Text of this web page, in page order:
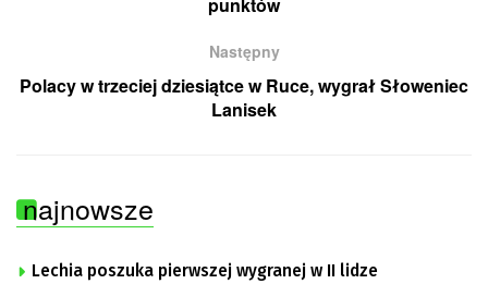
Następny
Polacy w trzeciej dziesiątce w Ruce, wygrał Słoweniec
Lanisek
najnowsze
Lechia poszuka pierwszej wygranej w II lidze